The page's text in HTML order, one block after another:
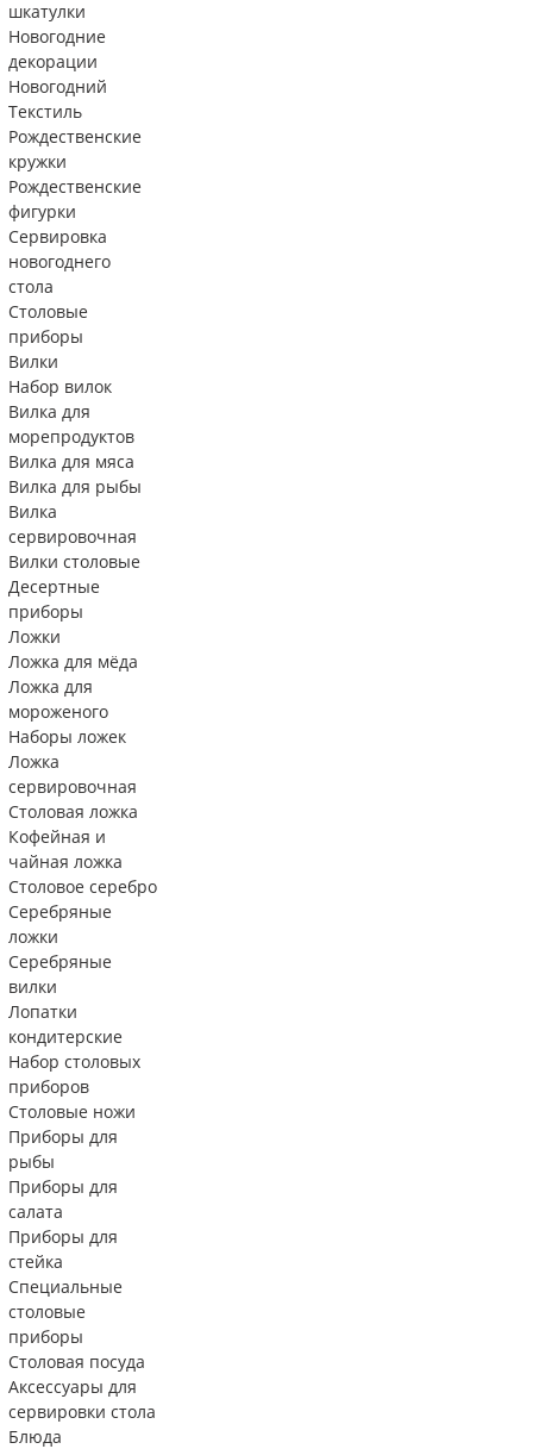
шкатулки
Новогодние
декорации
Новогодний
Текстиль
Рождественские
кружки
Рождественские
фигурки
Сервировка
новогоднего
стола
Столовые
приборы
Вилки
Набор вилок
Вилка для
морепродуктов
Вилка для мяса
Вилка для рыбы
Вилка
сервировочная
Вилки столовые
Десертные
приборы
Ложки
Ложка для мёда
Ложка для
мороженого
Наборы ложек
Ложка
сервировочная
Столовая ложка
Кофейная и
чайная ложка
Столовое серебро
Серебряные
ложки
Серебряные
вилки
Лопатки
кондитерские
Набор столовых
приборов
Столовые ножи
Приборы для
рыбы
Приборы для
салата
Приборы для
стейка
Специальные
столовые
приборы
Столовая посуда
Аксессуары для
сервировки стола
Блюда